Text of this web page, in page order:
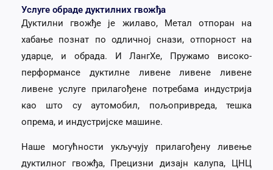
Услуге обраде дуктилних гвожђа
Дуктилни гвожђе је жилаво, Метал отпоран на
хабање познат по одличној снази, отпорност на
ударце, и обрада. И ЛангХе, Пружамо високо-
перформансе дуктилне ливене ливене ливене
ливене услуге прилагођене потребама индустрија
као што су аутомобил, пољопривреда, тешка
опрема, и индустријске машине.
Наше могућности укључују прилагођену ливење
дуктилног гвожђа, Прецизни дизајн калупа, ЦНЦ